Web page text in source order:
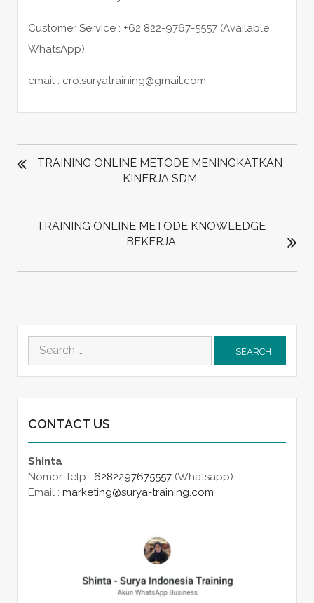
Customer Service : +62 822-9767-5557 (Available
WhatsApp)
email : cro.suryatraining@gmail.com
POST
NAVIGATION
TRAINING ONLINE METODE MENINGKATKAN
KINERJA SDM
TRAINING ONLINE METODE KNOWLEDGE
BEKERJA
Search
for:
CONTACT US
Shinta
Nomor Telp : 6282297675557(Whatsapp)
Email : marketing@surya-training.com